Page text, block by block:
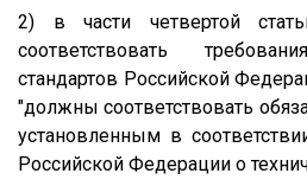
2) в части четвертой
соответствовать
стандартов Российской
"должны соответствовать
установленным в
Российской Федерации о